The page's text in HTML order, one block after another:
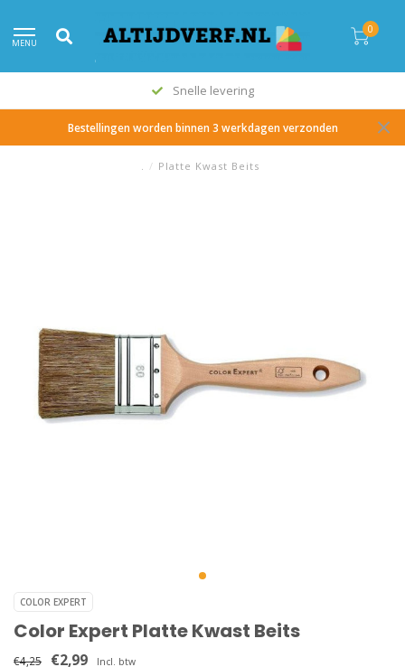
MENU
0
Alle topmerken
Bestellingen worden binnen 3 werkdagen verzonden
. / Platte Kwast Beits
COLOR EXPERT
Color Expert Platte Kwast Beits
€4,25 €2,99 Incl. btw